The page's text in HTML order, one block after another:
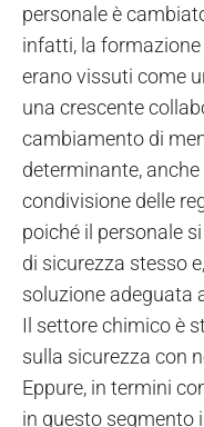
personale è
infatti, la formazione
erano vissuti come
una crescente
cambiamento di
determinante,
condivisione delle
poiché il personale
di sicurezza stesso
soluzione adeguata
Il settore chimico è
sulla sicurezza con
Eppure, in termini
in questo segmento